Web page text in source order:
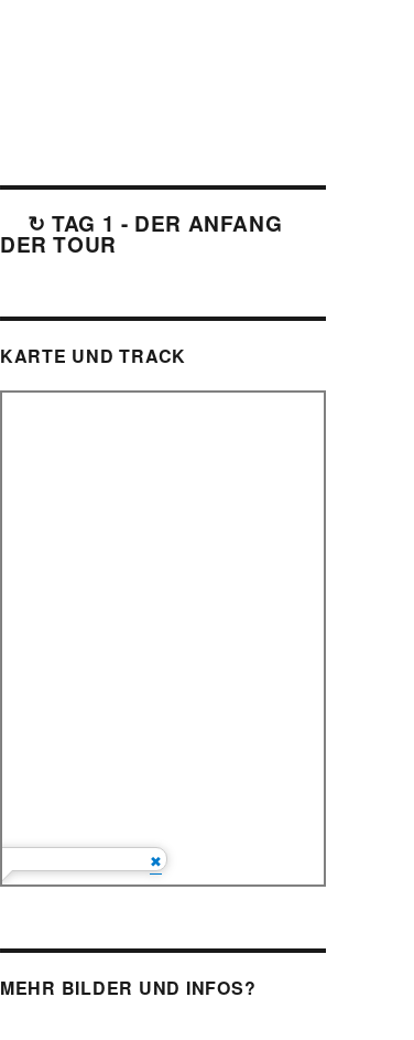
↻ TAG 1 - DER ANFANG
DER TOUR
KARTE UND TRACK
MEHR BILDER UND INFOS?